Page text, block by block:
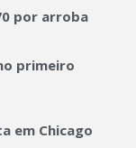
por arroba
primeiro
em Chicago